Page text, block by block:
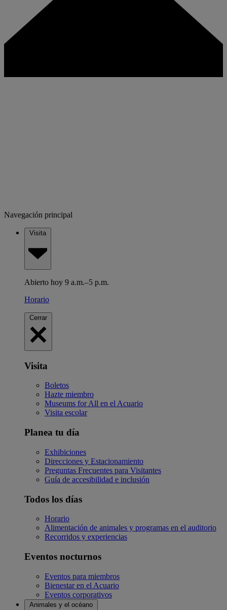
Navegación principal
Visita
Abierto hoy 9 a.m.–5 p.m.
Horario
Cerrar
Visita
Boletos
Hazte miembro
Museums for All en el Acuario
Visita escolar
Planea tu día
Exhibiciones
Direcciones y Estacionamiento
Preguntas Frecuentes para Visitantes
Guía de accesibilidad e inclusión
Todos los días
Horario
Alimentación de animales y programas en el auditorio
Recorridos y experiencias
Eventos nocturnos
Eventos para miembros
Bienestar en el Acuario
Eventos corporativos
Animales y el océano